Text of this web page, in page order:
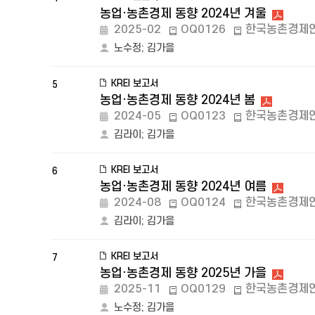
농업·농촌경제 동향 2024년 겨울
2025-02 OQ0126 한국농촌경제
노수정; 김가을
5 KREI 보고서
농업·농촌경제 동향 2024년 봄
2024-05 OQ0123 한국농촌경제
김라이 ; 김가을
6 KREI 보고서
농업·농촌경제 동향 2024년 여름
2024-08 OQ0124 한국농촌경제
김라이 ; 김가을
7 KREI 보고서
농업·농촌경제 동향 2025년 가을
2025-11 OQ0129 한국농촌경제
노수정; 김가을